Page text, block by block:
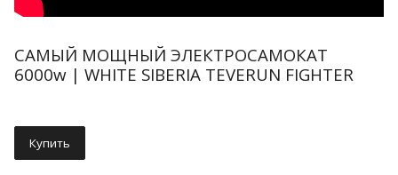
САМЫЙ МОЩНЫЙ ЭЛЕКТРОСАМОКАТ
6000w | WHITE SIBERIA TEVERUN FIGHTER
Купить